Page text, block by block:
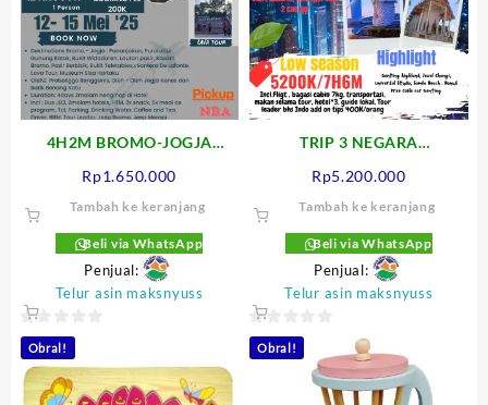
4H2M BROMO-JOGJA
Rp1.650.000
Tambah ke keranjang
Beli via WhatsApp
Penjual:
Telur asin maksnyuss
0
out
of
TRIP 3 NEGARA
THAILAND)
Rp5.200.000
Tambah ke keranjang
Beli via WhatsApp
Penjual:
Telur asin maksnyuss
0
out
Obral! Obral!